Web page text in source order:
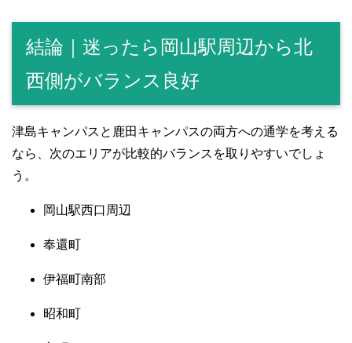
結論｜迷ったら岡山駅周辺から北
西側がバランス良好
津島キャンパスと鹿田キャンパスの両方への通学を考える
なら、次のエリアが比較的バランスを取りやすいでしょ
う。
岡山駅西口周辺
奉還町
伊福町南部
昭和町